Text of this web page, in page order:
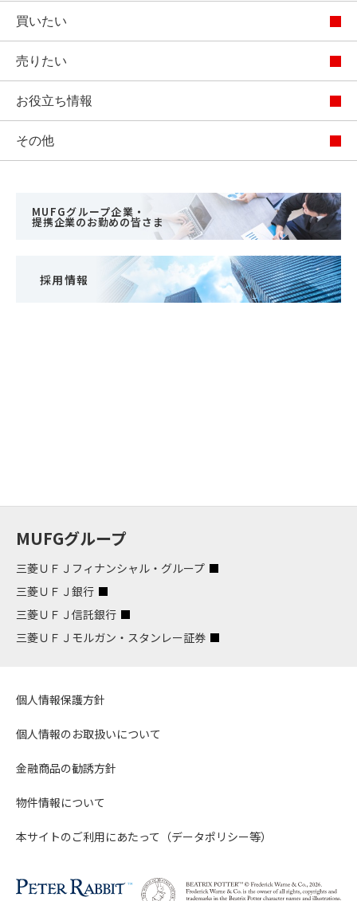
買いたい
売りたい
お役立ち情報
その他
MUFGグループ企業・
提携企業のお勤めの皆さま
採用情報
MUFGグループ
三菱ＵＦＪフィナンシャル・グループ
三菱ＵＦＪ銀行
三菱ＵＦＪ信託銀行
三菱ＵＦＪモルガン・スタンレー証券
個人情報保護方針
個人情報のお取扱いについて
金融商品の勧誘方針
物件情報について
本サイトのご利用にあたって（データポリシー等）